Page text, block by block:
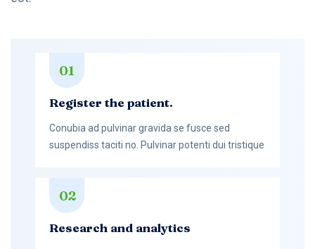
01
Register the patient.
Conubia ad pulvinar gravida se fusce sed
suspendiss taciti no. Pulvinar potenti dui tristique
02
Research and analytics